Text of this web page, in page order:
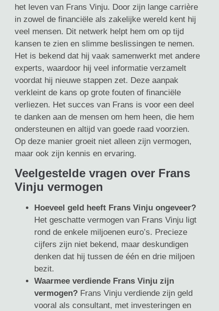
het leven van Frans Vinju. Door zijn lange carrière
in zowel de financiële als zakelijke wereld kent hij
veel mensen. Dit netwerk helpt hem om op tijd
kansen te zien en slimme beslissingen te nemen.
Het is bekend dat hij vaak samenwerkt met andere
experts, waardoor hij veel informatie verzamelt
voordat hij nieuwe stappen zet. Deze aanpak
verkleint de kans op grote fouten of financiële
verliezen. Het succes van Frans is voor een deel
te danken aan de mensen om hem heen, die hem
ondersteunen en altijd van goede raad voorzien.
Op deze manier groeit niet alleen zijn vermogen,
maar ook zijn kennis en ervaring.
Veelgestelde vragen over Frans
Vinju vermogen
Hoeveel geld heeft Frans Vinju ongeveer?
Het geschatte vermogen van Frans Vinju ligt
rond de enkele miljoenen euro’s. Precieze
cijfers zijn niet bekend, maar deskundigen
denken dat hij tussen de één en drie miljoen
bezit.
Waarmee verdiende Frans Vinju zijn
vermogen? Frans Vinju verdiende zijn geld
vooral als consultant, met investeringen en